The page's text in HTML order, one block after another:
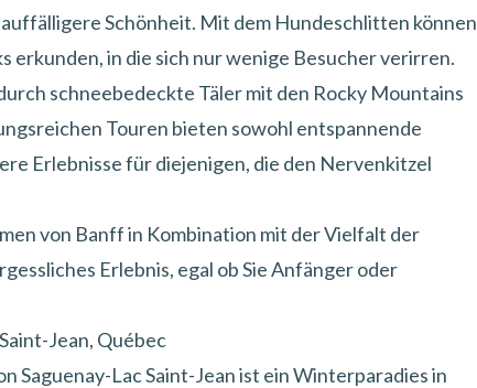
Schönheit. Mit dem Hundeschlitten können
erkunden, in die sich nur wenige Besucher verirren.
schneebedeckte Täler mit den Rocky Mountains
Touren bieten sowohl entspannende
Erlebnisse für diejenigen, die den Nervenkitzel
von Banff in Kombination mit der Vielfalt der
Erlebnis, egal ob Sie Anfänger oder
Jean, Québec
Saguenay-Lac Saint-Jeanist ein Winterparadies in